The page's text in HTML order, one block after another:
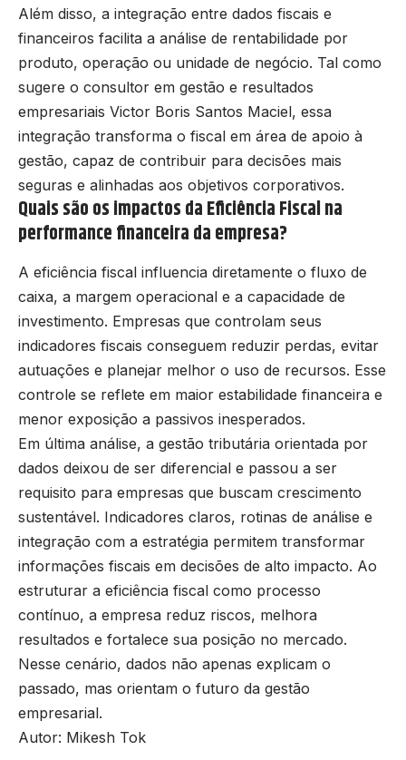
Além disso, a integração entre dados fiscais e
financeiros facilita a análise de rentabilidade por
produto, operação ou unidade de negócio. Tal como
sugere o consultor em gestão e resultados
empresariais Victor Boris Santos Maciel, essa
integração transforma o fiscal em área de apoio à
gestão, capaz de contribuir para decisões mais
seguras e alinhadas aos objetivos corporativos.
Quais são os impactos da Eficiência Fiscal na
performance financeira da empresa?
A eficiência fiscal influencia diretamente o fluxo de
caixa, a margem operacional e a capacidade de
investimento. Empresas que controlam seus
indicadores fiscais conseguem reduzir perdas, evitar
autuações e planejar melhor o uso de recursos. Esse
controle se reflete em maior estabilidade financeira e
menor exposição a passivos inesperados.
Em última análise, a gestão tributária orientada por
dados deixou de ser diferencial e passou a ser
requisito para empresas que buscam crescimento
sustentável. Indicadores claros, rotinas de análise e
integração com a estratégia permitem transformar
informações fiscais em decisões de alto impacto. Ao
estruturar a eficiência fiscal como processo
contínuo, a empresa reduz riscos, melhora
resultados e fortalece sua posição no mercado.
Nesse cenário, dados não apenas explicam o
passado, mas orientam o futuro da gestão
empresarial.
Autor: Mikesh Tok